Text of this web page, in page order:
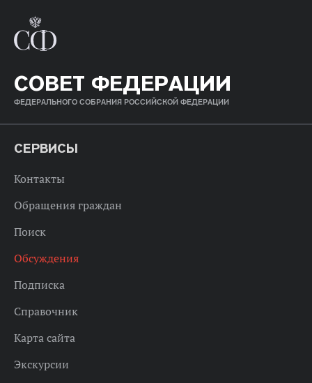
СОВЕТ ФЕДЕРАЦИИ
ФЕДЕРАЛЬНОГО СОБРАНИЯ РОССИЙСКОЙ ФЕДЕРАЦИИ
СЕРВИСЫ
Контакты
Обращения граждан
Поиск
Обсуждения
Подписка
Справочник
Карта сайта
Экскурсии